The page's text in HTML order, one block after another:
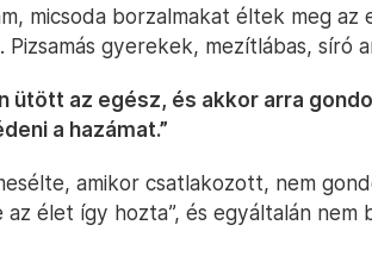
micsoda borzalmakat éltek meg az
Pizsamás gyerekek, mezítlábas, síró
ütött az egész, és akkor arra
a hazámat.”
amikor csatlakozott, nem
az élet így hozta”, és egyáltalán nem